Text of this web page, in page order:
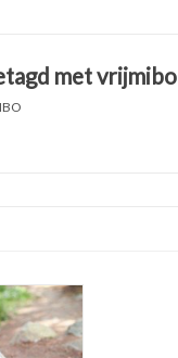
met vrijmibo